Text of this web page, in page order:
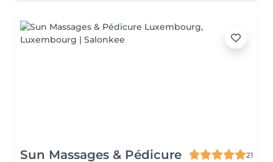
Sun Massages & Pédicure
21